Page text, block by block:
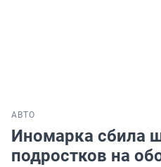
АВТО
Иномарка сбила
подростков на